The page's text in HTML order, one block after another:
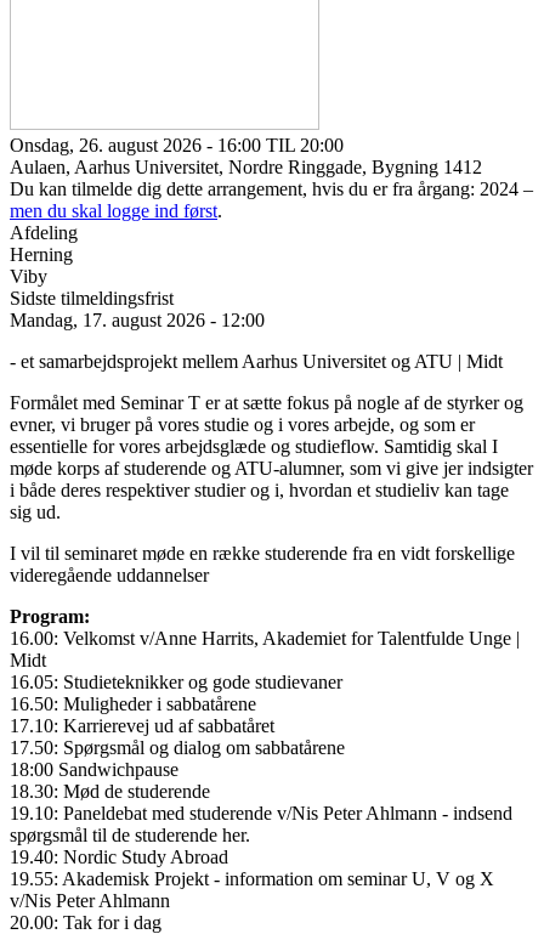
Onsdag, 26. august 2026 - 16:00 TIL 20:00
Aulaen, Aarhus Universitet, Nordre Ringgade, Bygning 1412
Du kan tilmelde dig dette arrangement, hvis du er fra årgang: 2024 –
men du skal logge ind først.
Afdeling
Herning
Viby
Sidste tilmeldingsfrist
Mandag, 17. august 2026 - 12:00
- et samarbejdsprojekt mellem Aarhus Universitet og ATU | Midt
Formålet med Seminar T er at sætte fokus på nogle af de styrker og
evner, vi bruger på vores studie og i vores arbejde, og som er
essentielle for vores arbejdsglæde og studieflow. Samtidig skal I
møde korps af studerende og ATU-alumner, som vi give jer indsigter
i både deres respektiver studier og i, hvordan et studieliv kan tage
sig ud.
I vil til seminaret møde en række studerende fra en vidt forskellige
videregående uddannelser
Program:
16.00: Velkomst v/Anne Harrits, Akademiet for Talentfulde Unge |
Midt
16.05: Studieteknikker og gode studievaner
16.50: Muligheder i sabbatårene
17.10: Karrierevej ud af sabbatåret
17.50: Spørgsmål og dialog om sabbatårene
18:00 Sandwichpause
18.30: Mød de studerende
19.10: Paneldebat med studerende v/Nis Peter Ahlmann - indsend
spørgsmål til de studerende her.
19.40: Nordic Study Abroad
19.55: Akademisk Projekt - information om seminar U, V og X
v/Nis Peter Ahlmann
20.00: Tak for i dag